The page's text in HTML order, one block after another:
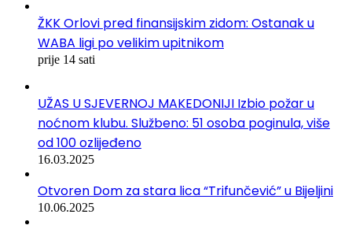
ŽKK Orlovi pred finansijskim zidom: Ostanak u
WABA ligi po velikim upitnikom
prije 14 sati
UŽAS U SJEVERNOJ MAKEDONIJI Izbio požar u
noćnom klubu. Službeno: 51 osoba poginula, više
od 100 ozlijeđeno
16.03.2025
Otvoren Dom za stara lica “Trifunčević” u Bijeljini
10.06.2025